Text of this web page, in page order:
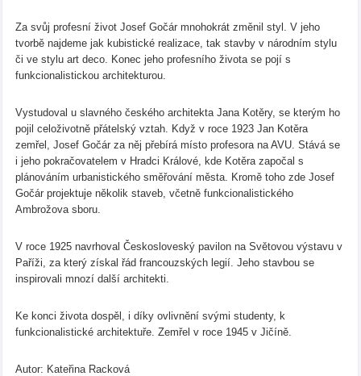
Za svůj profesní život Josef Gočár mnohokrát změnil styl. V jeho
tvorbě najdeme jak kubistické realizace, tak stavby v národním stylu
či ve stylu art deco. Konec jeho profesního života se pojí s
funkcionalistickou architekturou.
Vystudoval u slavného českého architekta Jana Kotěry, se kterým ho
pojil celoživotně přátelský vztah. Když v roce 1923 Jan Kotěra
zemřel, Josef Gočár za něj přebírá místo profesora na AVU. Stává se
i jeho pokračovatelem v Hradci Králové, kde Kotěra započal s
plánováním urbanistického směřování města. Kromě toho zde Josef
Gočár projektuje několik staveb, včetně funkcionalistického
Ambrožova sboru.
V roce 1925 navrhoval Českosloveský pavilon na Světovou výstavu v
Paříži, za který získal řád francouzských legií. Jeho stavbou se
inspirovali mnozí další architekti.
Ke konci života dospěl, i díky ovlivnění svými studenty, k
funkcionalistické architektuře. Zemřel v roce 1945 v Jičíně.
Autor: Kateřina Racková